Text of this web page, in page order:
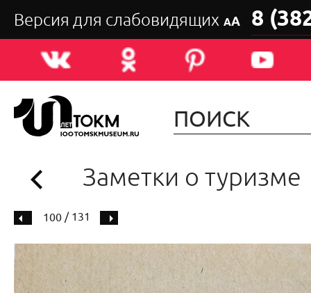
Версия для слабовидящих АА 8
Заметки о туризме
100 / 131